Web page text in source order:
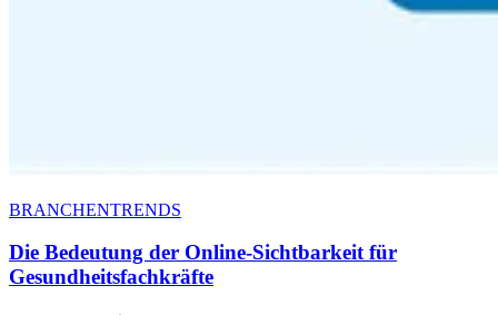
BRANCHENTRENDS
Die Bedeutung der Online-Sichtbarkeit für
Gesundheitsfachkräfte